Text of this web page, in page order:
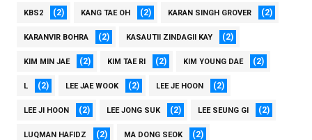
KBS2 (2) KANG TAE OH (2) KARAN SINGH GROVER (2)
KARANVIR BOHRA (2) KASAUTII ZINDAGII KAY (2)
KIM MIN JAE (2) KIM TAE RI (2) KIM YOUNG DAE (2)
L (2) LEE JAE WOOK (2) LEE JE HOON (2)
LEE JI HOON (2) LEE JONG SUK (2) LEE SEUNG GI (2)
LUQMAN HAFIDZ (2) MA DONG SEOK (2)